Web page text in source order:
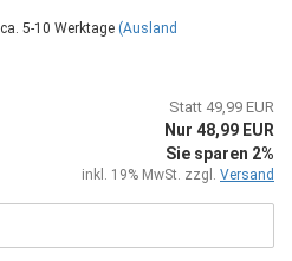
ca. 5-10 Werktage (Ausland
Statt 49,99 EUR
Nur 48,99 EUR
Sie sparen 2%
inkl. 19% MwSt. zzgl. Versand